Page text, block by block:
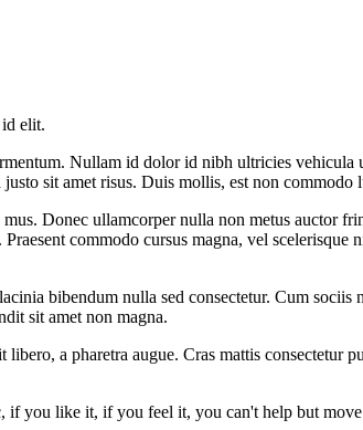
elit.
Nullam id dolor id nibh ultricies
sit amet risus. Duis mollis, est non
Donec ullamcorper nulla non metus auctor
commodo cursus magna, vel
bibendum nulla sed consectetur. Cum sociis
sit amet non magna.
a pharetra augue. Cras mattis consectetur
like it, if you feel it, you can't help but